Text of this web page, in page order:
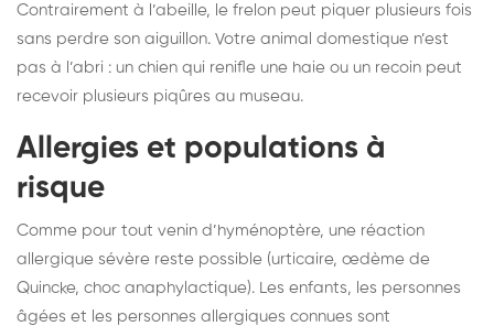
Contrairement à l’abeille, le frelon peut piquer plusieurs fois
sans perdre son aiguillon. Votre animal domestique n’est
pas à l’abri : un chien qui renifle une haie ou un recoin peut
recevoir plusieurs piqûres au museau.
Allergies et populations à
risque
Comme pour tout venin d’hyménoptère, une réaction
allergique sévère reste possible (urticaire, œdème de
Quincke, choc anaphylactique). Les enfants, les personnes
âgées et les personnes allergiques connues sont